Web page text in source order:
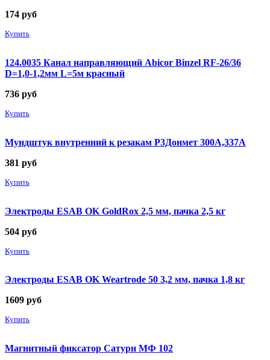
174 руб
Купить
124.0035 Канал направляющий Abicor Binzel RF-26/36
D=1,0-1,2мм L=5м красный
736 руб
Купить
Мундштук внутренний к резакам Р3Донмет 300А,337А
381 руб
Купить
Электроды ESAB OK GoldRox 2,5 мм, пачка 2,5 кг
504 руб
Купить
Электроды ESAB OK Weartrode 50 3,2 мм, пачка 1,8 кг
1609 руб
Купить
Магнитный фиксатор Сатурн МФ 102